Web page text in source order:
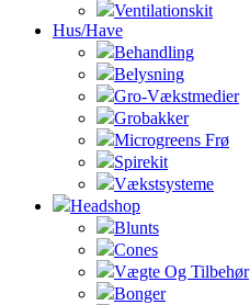
Ventilationskit
Hus/Have
Behandling
Belysning
Gro-Vækstmedier
Grobakker
Microgreens Frø
Spirekit
Vækstsysteme
Headshop
Blunts
Cones
Vægte Og Tilbehør
Bonger